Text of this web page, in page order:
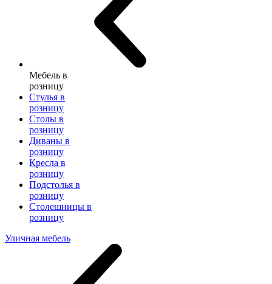
Мебель в
розницу
Стулья в
розницу
Столы в
розницу
Диваны в
розницу
Кресла в
розницу
Подстолья в
розницу
Столешницы в
розницу
Уличная мебель